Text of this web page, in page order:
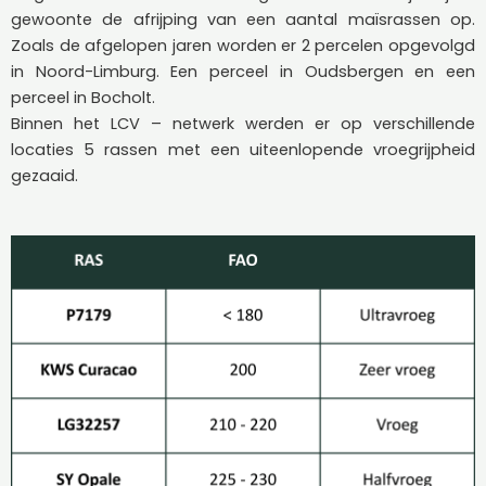
gewoonte de afrijping van een aantal maïsrassen op.
Zoals de afgelopen jaren worden er 2 percelen opgevolgd
in Noord-Limburg. Een perceel in Oudsbergen en een
perceel in Bocholt.
Binnen het LCV – netwerk werden er op verschillende
locaties 5 rassen met een uiteenlopende vroegrijpheid
gezaaid.